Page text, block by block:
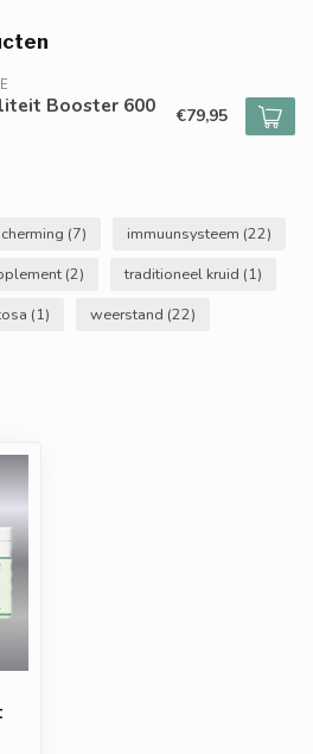
Booster 600 €79,95
(7) immuunsysteem (22)
(2) traditioneel kruid (1)
(1) weerstand (22)